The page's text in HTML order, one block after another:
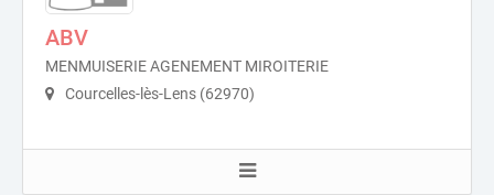
ABV
MENMUISERIE AGENEMENT MIROITERIE
Courcelles-lès-Lens (62970)